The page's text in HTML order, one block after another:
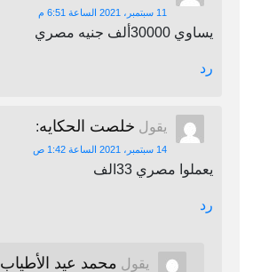
11 سبتمبر، 2021 الساعة 6:51 م
يساوي 30000ألف جنيه مصري
رد
يقول خلصت الحكايه:
14 سبتمبر، 2021 الساعة 1:42 ص
يعملوا مصري 33الف
رد
يقول محمد عيد الأطياب